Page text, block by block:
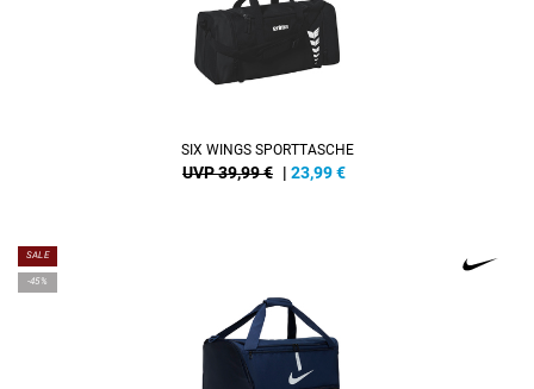
SIX WINGS SPORTTASCHE
UVP 39,99 € | 23,99€
SALE
-45%